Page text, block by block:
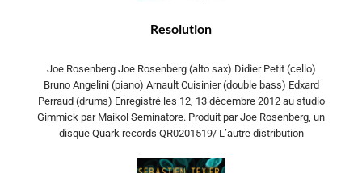
Resolution
Joe Rosenberg Joe Rosenberg (alto sax) Didier Petit (cello)
Bruno Angelini (piano) Arnault Cuisinier (double bass) Edxard
Perraud (drums) Enregistré les 12, 13 décembre 2012 au studio
Gimmick par Maikol Seminatore. Produit par Joe Rosenberg, un
disque Quark records QR0201519/ L’autre distribution